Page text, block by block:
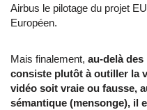
Airbus le pilotage du projet
Européen.
Mais finalement, au-delà
consiste plutôt à outiller la
vidéo soit vraie ou fausse,
sémantique (mensonge), il